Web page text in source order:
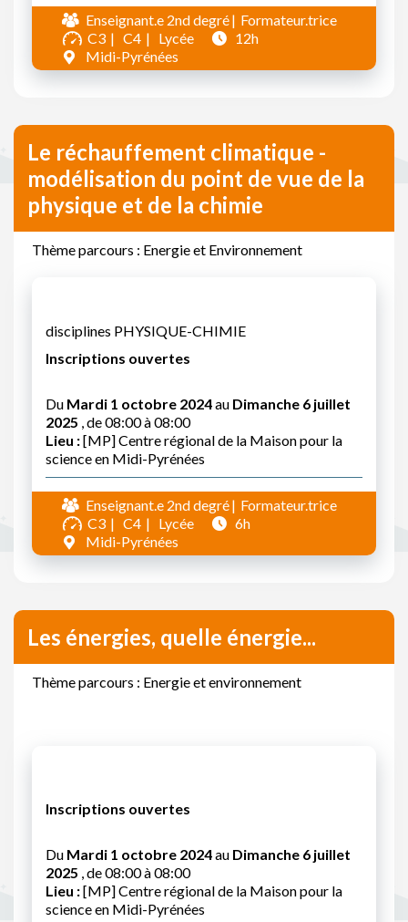
Enseignant.e 2nd degré
Formateur.trice
C3
C4 Lycée
12h
Midi-Pyrénées
Le réchauffement climatique -
modélisation du point de vue de la
physique et de la chimie
Thème parcours : Energie et Environnement
disciplines PHYSIQUE-CHIMIE
Inscriptions ouvertes
Du Mardi 1 octobre 2024au Dimanche 6 juillet
2025 , de 08:00 à 08:00
Lieu :[MP] Centre régional de la Maison pour la
science en Midi-Pyrénées
Enseignant.e 2nd degré
Formateur.trice
C3
C4 Lycée
6h
Midi-Pyrénées
Les énergies, quelle énergie...
Thème parcours : Energie et environnement
Inscriptions ouvertes
Du Mardi 1 octobre 2024au Dimanche 6 juillet
2025 , de 08:00 à 08:00
Lieu :[MP] Centre régional de la Maison pour la
science en Midi-Pyrénées